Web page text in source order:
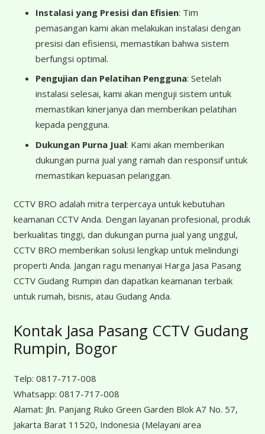
Instalasi yang Presisi dan Efisien: Tim
pemasangan kami akan melakukan instalasi dengan
presisi dan efisiensi, memastikan bahwa sistem
berfungsi optimal.
Pengujian dan Pelatihan Pengguna: Setelah
instalasi selesai, kami akan menguji sistem untuk
memastikan kinerjanya dan memberikan pelatihan
kepada pengguna.
Dukungan Purna Jual: Kami akan memberikan
dukungan purna jual yang ramah dan responsif untuk
memastikan kepuasan pelanggan.
CCTV BRO adalah mitra terpercaya untuk kebutuhan
keamanan CCTV Anda. Dengan layanan profesional, produk
berkualitas tinggi, dan dukungan purna jual yang unggul,
CCTV BRO memberikan solusi lengkap untuk melindungi
properti Anda. Jangan ragu menanyai Harga Jasa Pasang
CCTV Gudang Rumpin dan dapatkan keamanan terbaik
untuk rumah, bisnis, atau Gudang Anda.
Kontak Jasa Pasang CCTV Gudang
Rumpin, Bogor
Telp: 0817-717-008
Whatsapp: 0817-717-008
Alamat: Jln. Panjang Ruko Green Garden Blok A7 No. 57,
Jakarta Barat 11520, Indonesia (Melayani area